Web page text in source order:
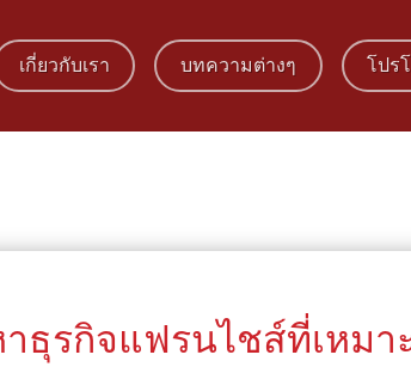
เกี่ยวกับเรา บทความต่างๆ โปร
ธุรกิจแฟรนไชส์ที่เหม